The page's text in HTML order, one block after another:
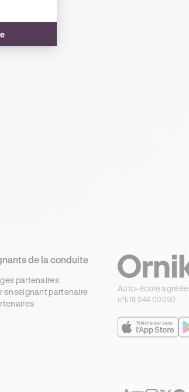
de la conduite
partenaires
enseignant partenaire
Auto-école agréée
n°E16 044 00090